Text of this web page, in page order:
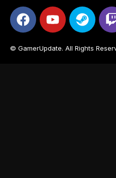
© GamerUpdate. All Rights